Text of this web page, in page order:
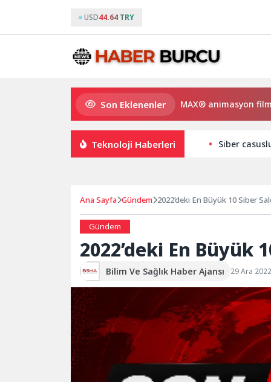
USD44.64 TRY
Son Eklenenler
Gülmeyen Kral Türkiye’nin ilk IMAX® animasyon filmi oluyor
Teknoloji Haberleri Siber
Ana Sayfa Gündem 2022’deki En Büyük 10 Siber
Gündem
2022’deki En Büyük
Bilim Ve Sağlık Haber Ajansı 29 Ara